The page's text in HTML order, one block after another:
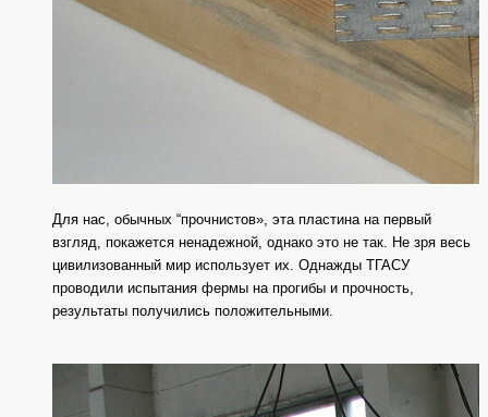
Для нас, обычных “прочнистов», эта пластина на первый
взгляд, покажется ненадежной, однако это не так. Не зря весь
цивилизованный мир использует их. Однажды ТГАСУ
проводили испытания фермы на прогибы и прочность,
результаты получились положительными.